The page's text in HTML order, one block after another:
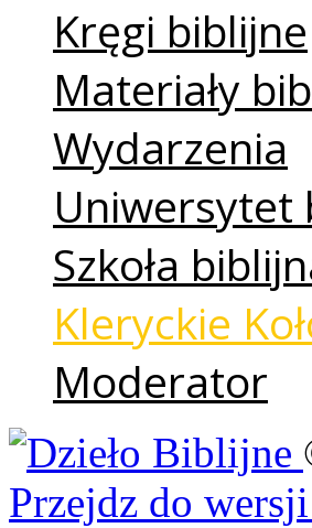
Kręgi biblijne
Materiały
Wydarzenia
Uniwersytet
Szkoła
Kleryckie
Moderator
Przejdz do